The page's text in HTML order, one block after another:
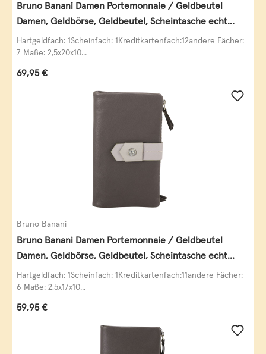
Bruno Banani Damen Portemonnaie / Geldbeutel
Damen, Geldbörse, Geldbeutel, Scheintasche echt
Leder
Hartgeldfach: 1Scheinfach: 1Kreditkartenfach:12andere Fächer:
7 Maße: 2,5x20x10...
Regulärer Preis:
69,95 €
Bruno Banani
Bruno Banani Damen Portemonnaie / Geldbeutel
Damen, Geldbörse, Geldbeutel, Scheintasche echt
Leder
Hartgeldfach: 1Scheinfach: 1Kreditkartenfach:11andere Fächer:
6 Maße: 2,5x17x10...
Regulärer Preis:
59,95 €